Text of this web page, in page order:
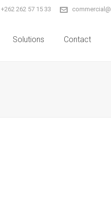
+262 262 57 15 33
Solutions Contact